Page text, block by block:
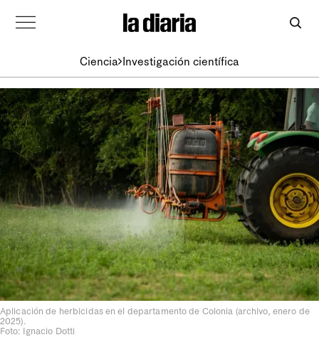
Ciencia Investigación científica
Aplicación de herbicidas en el departamento de Colonia (archivo, enero de
2025).
Foto: Ignacio Dotti